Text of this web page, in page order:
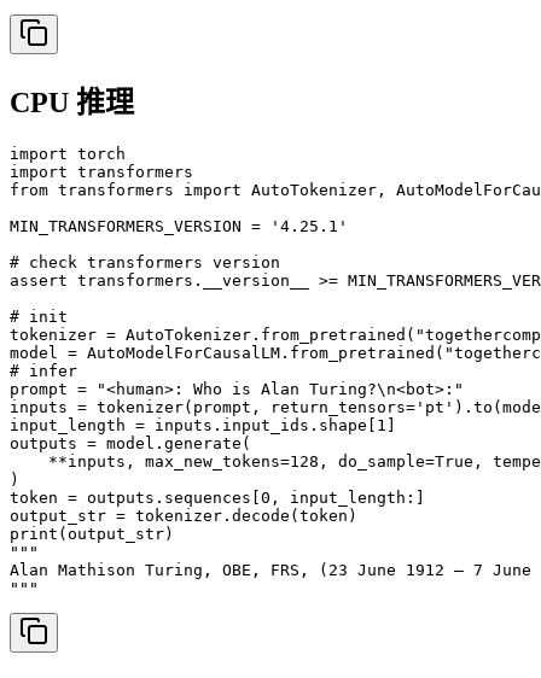
CPU 推理
import torch
import transformers
from transformers import AutoTokenizer,
MIN_TRANSFORMERS_VERSION = '4.25.1'
# check transformers version
assert transformers.__version__ >=
# init
tokenizer =
model =
# infer
prompt = "<human>: Who is Alan Turing?\n<bot>:"
inputs = tokenizer(prompt,
input_length = inputs.input_ids.shape[1]
outputs = model.generate(
**inputs, max_new_tokens=128, do_sample=True,
)
token = outputs.sequences[0, input_length:]
output_str = tokenizer.decode(token)
print(output_str)
"""
Alan Mathison Turing, OBE, FRS, (23 June 1912 – 7
"""